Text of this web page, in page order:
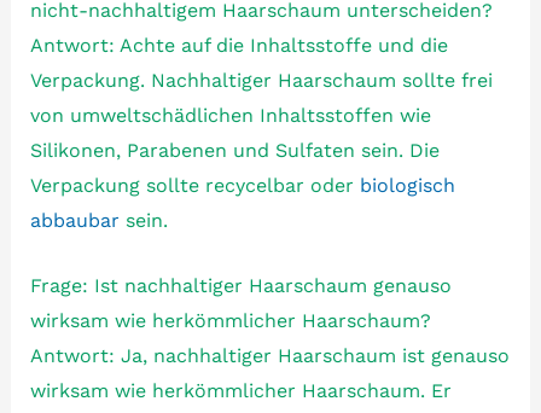
nicht-nachhaltigem Haarschaum unterscheiden?
Antwort: Achte auf die Inhaltsstoffe und die
Verpackung. Nachhaltiger Haarschaum sollte frei
von umweltschädlichen Inhaltsstoffen wie
Silikonen, Parabenen und Sulfaten sein. Die
Verpackung sollte recycelbar oder biologisch
abbaubar sein.
Frage: Ist nachhaltiger Haarschaum genauso
wirksam wie herkömmlicher Haarschaum?
Antwort: Ja, nachhaltiger Haarschaum ist genauso
wirksam wie herkömmlicher Haarschaum. Er